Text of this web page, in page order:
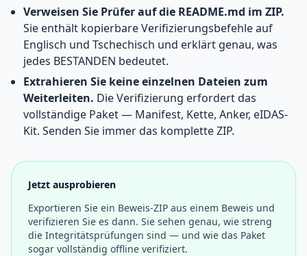
Verweisen Sie Prüfer auf die README.md im ZIP.
Sie enthält kopierbare Verifizierungsbefehle auf
Englisch und Tschechisch und erklärt genau, was
jedes BESTANDEN bedeutet.
Extrahieren Sie keine einzelnen Dateien zum
Weiterleiten. Die Verifizierung erfordert das
vollständige Paket — Manifest, Kette, Anker, eIDAS-
Kit. Senden Sie immer das komplette ZIP.
Jetzt ausprobieren
Exportieren Sie ein Beweis-ZIP aus einem Beweis und
verifizieren Sie es dann. Sie sehen genau, wie streng
die Integritätsprüfungen sind — und wie das Paket
sogar vollständig offline verifiziert.